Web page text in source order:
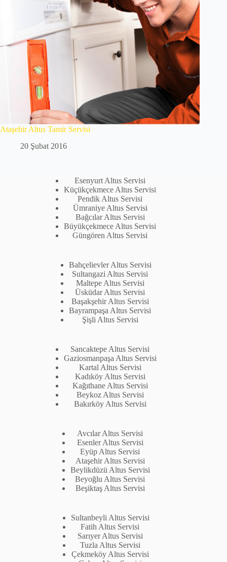
Ataşehir Altus Tamir Servisi
20 Şubat 2016
Esenyurt Altus Servisi
Küçükçekmece Altus Servisi
Pendik Altus Servisi
Ümraniye Altus Servisi
Bağcılar Altus Servisi
Büyükçekmece Altus Servisi
Güngören Altus Servisi
Bahçelievler Altus Servisi
Sultangazi Altus Servisi
Maltepe Altus Servisi
Üsküdar Altus Servisi
Başakşehir Altus Servisi
Bayrampaşa Altus Servisi
Şişli Altus Servisi
Sancaktepe Altus Servisi
Gaziosmanpaşa Altus Servisi
Kartal Altus Servisi
Kadıköy Altus Servisi
Kağıthane Altus Servisi
Beykoz Altus Servisi
Bakırköy Altus Servisi
Avcılar Altus Servisi
Esenler Altus Servisi
Eyüp Altus Servisi
Ataşehir Altus Servisi
Beylikdüzü Altus Servisi
Beyoğlu Altus Servisi
Beşiktaş Altus Servisi
Sultanbeyli Altus Servisi
Fatih Altus Servisi
Sarıyer Altus Servisi
Tuzla Altus Servisi
Çekmeköy Altus Servisi